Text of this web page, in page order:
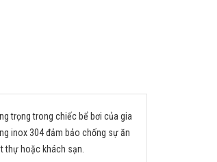
trọng trong chiếc bể bơi của gia
inox 304 đảm bảo chống sự ăn
hoặc khách sạn.